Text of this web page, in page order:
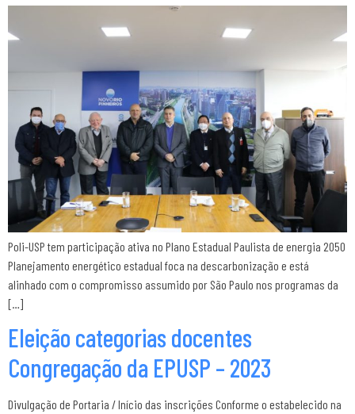
Poli-USP tem participação ativa no Plano Estadual Paulista de energia 2050
Planejamento energético estadual foca na descarbonização e está
alinhado com o compromisso assumido por São Paulo nos programas da
[…]
Eleição categorias docentes
Congregação da EPUSP – 2023
Divulgação de Portaria / Início das inscrições Conforme o estabelecido na